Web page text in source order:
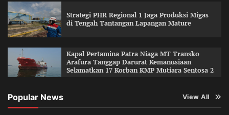
Strategi PHR Regional 1 Jaga Produksi Migas
di Tengah Tantangan Lapangan Mature
Kapal Pertamina Patra Niaga MT Transko
Arafura Tanggap Darurat Kemanusiaan
Selamatkan 17 Korban KMP Mutiara Sentosa 2
Popular News View All